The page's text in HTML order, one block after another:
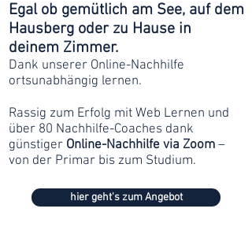
Egal ob gemütlich am See, auf dem
Hausberg oder zu Hause in
deinem Zimmer.
Dank unserer Online-Nachhilfe
ortsunabhängig lernen.
Rassig zum Erfolg mit Web Lernen und
über 80 Nachhilfe-Coaches dank
günstiger Online-Nachhilfe via Zoom –
von der Primar bis zum Studium.
hier geht's zum Angebot